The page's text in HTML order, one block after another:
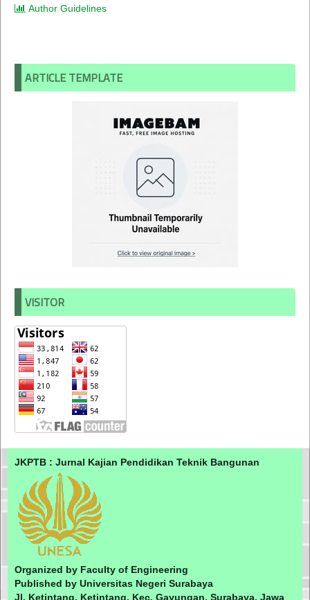
Author Guidelines
ARTICLE TEMPLATE
VISITOR
JKPTB : Jurnal Kajian Pendidikan Teknik Bangunan
Organized by Faculty of Engineering
Published by Universitas Negeri Surabaya
Jl. Ketintang, Ketintang, Kec. Gayungan, Surabaya, Jawa